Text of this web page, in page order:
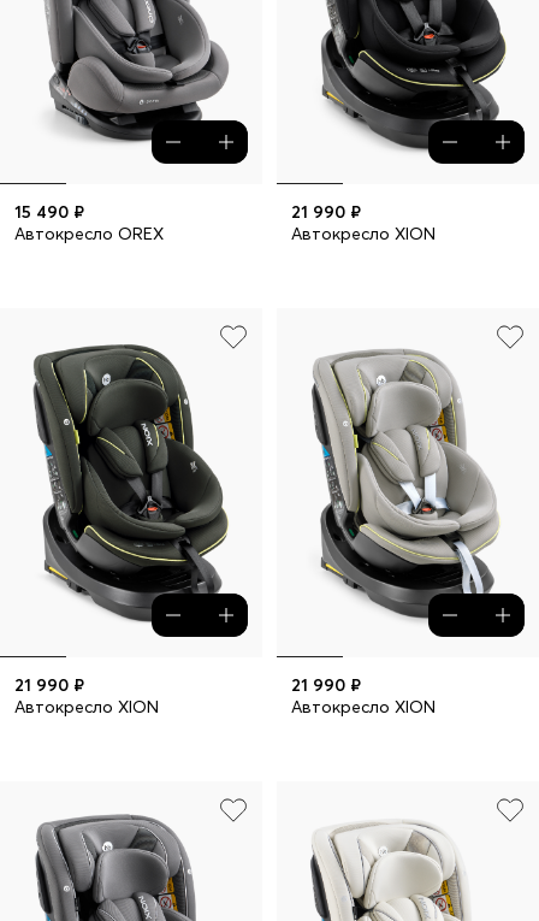
15 490 ₽
Автокресло OREX
21 990 ₽
Автокресло XION
21 990 ₽
Автокресло XION
21 990 ₽
Автокресло XION